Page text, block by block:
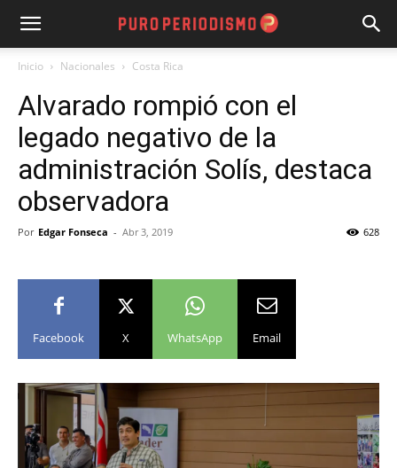
Inicio Nacionales Costa Rica
Alvarado rompió con el
legado negativo de la
administración Solís, destaca
observadora
Por Edgar Fonseca - Abr 3, 2019 628
Facebook X WhatsApp Email